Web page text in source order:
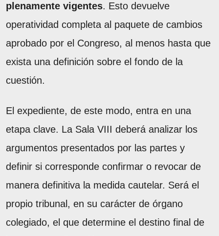
plenamente vigentes. Esto devuelve
operatividad completa al paquete de cambios
aprobado por el Congreso, al menos hasta que
exista una definición sobre el fondo de la
cuestión.
El expediente, de este modo, entra en una
etapa clave. La Sala VIII deberá analizar los
argumentos presentados por las partes y
definir si corresponde confirmar o revocar de
manera definitiva la medida cautelar. Será el
propio tribunal, en su carácter de órgano
colegiado, el que determine el destino final de